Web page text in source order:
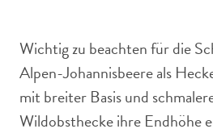
Wichtig zu beachten für die
Alpen-Johannisbeere als
mit breiter Basis und
Wildobsthecke ihre Endhöhe